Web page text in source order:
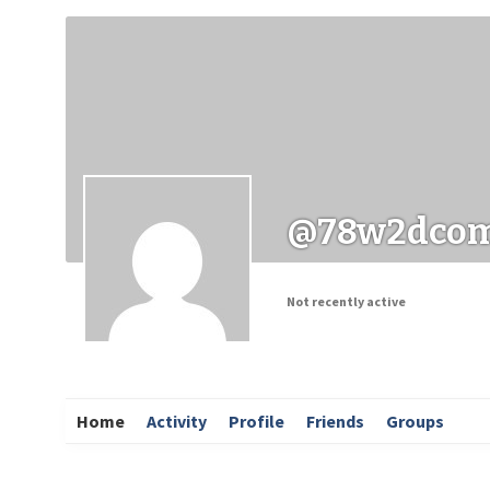
Заходи
Not recently active
Home Activity Profile Friends Groups